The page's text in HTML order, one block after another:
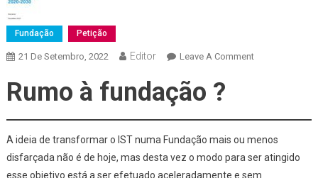
Fundação Petição
21 De Setembro, 2022 Editor Leave A CommentOn
José
Armando
L.
Rumo à fundação ?
A ideia de transformar o IST numa Fundação mais ou menos
disfarçada não é de hoje, mas desta vez o modo para ser atingido
esse objetivo está a ser efetuado aceleradamente e sem